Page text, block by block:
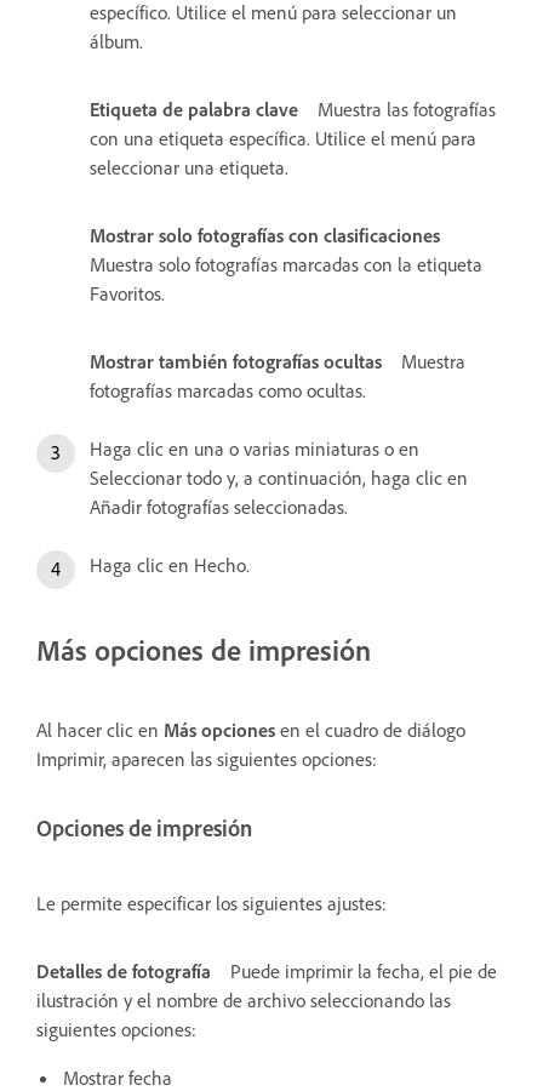
específico. Utilice el menú para seleccionar un
álbum.
Etiqueta de palabra clave
Muestra las fotografías
con una etiqueta específica. Utilice el menú para
seleccionar una etiqueta.
Mostrar solo fotografías con clasificaciones
Muestra solo fotografías marcadas con la etiqueta
Favoritos.
Mostrar también fotografías ocultas
Muestra
fotografías marcadas como ocultas.
Haga clic en una o varias miniaturas o en
Seleccionar todo y, a continuación, haga clic en
Añadir fotografías seleccionadas.
Haga clic en Hecho.
Más opciones de impresión
Al hacer clic en Más opciones en el cuadro de diálogo
Imprimir, aparecen las siguientes opciones:
Opciones de impresión
Le permite especificar los siguientes ajustes:
Detalles de fotografía
Puede imprimir la fecha, el pie de
ilustración y el nombre de archivo seleccionando las
siguientes opciones:
Mostrar fecha